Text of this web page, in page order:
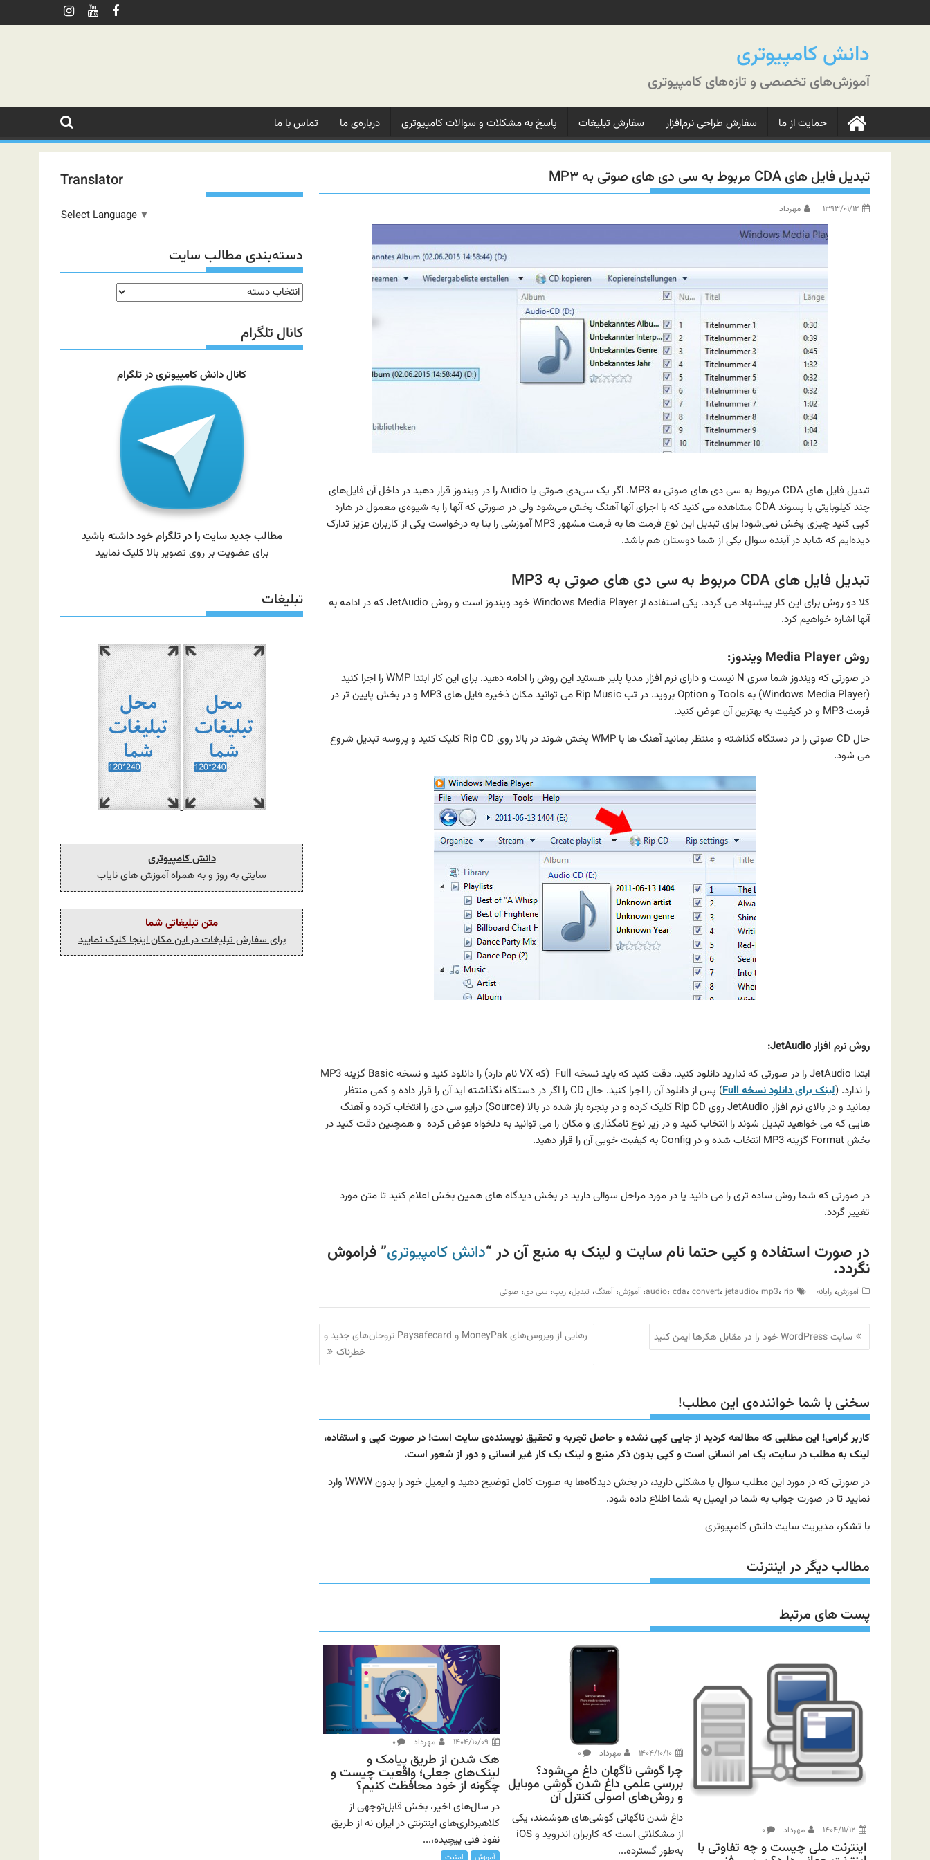
به
دانش کامپیوتری
آموزش‌های تخصصی و تازه‌های کامپیوتری
حمایت از ما سفارش طراحی نرم‌افزار سفارش‌ تبلیغات‌ پاسخ به مشکلات‌ و‌ سوالات‌ کامپیوتری درباره‌ی ما‌ تماس با ما
تبدیل فایل های CDA مربوط به سی دی های صوتی به MP۳
۱۳۹۳/۰۱/۱۲ مهرداد
تبدیل فایل های CDA مربوط به سی دی های صوتی به MP3. اگر یک سی‌دی صوتی یا Audio را در ویندوز قرار دهید در داخل آن فایل‌های
چند کیلوبایتی با پسوند CDA مشاهده می کنید که با اجرای آنها آهنگ پخش می‌شود ولی در صورتی که آنها را به شیوه‌ی معمول در هارد
کپی کنید چیزی پخش نمی‌شود! برای تبدیل این نوع فرمت ها به فرمت مشهور MP3 آموزشی را بنا به درخواست یکی از کاربران عزیز تدارک
دیده‌ایم که شاید در آینده سوال یکی از شما دوستان هم باشد.
تبدیل فایل های CDA مربوط به سی دی های صوتی به MP3
کلا دو روش برای این کار پیشنهاد می گردد. یکی استفاده از Windows Media Player خود ویندوز است و روش JetAudio که در ادامه به
آنها اشاره خواهیم کرد.
روش Media Player ویندوز:
در صورتی که ویندوز شما سری N نیست و دارای نرم افزار مدیا پلیر هستید این روش را ادامه دهید. برای این کار ابتدا WMP را اجرا کنید
(Windows Media Player) به Tools و Option بروید. در تب Rip Music می توانید مکان ذخیره فایل های MP3 و در بخش پایین تر در
فرمت MP3 و در کیفیت به بهترین آن عوض کنید.
حال CD صوتی را در دستگاه گذاشته و منتظر بمانید آهنگ ها با WMP پخش شوند در بالا روی Rip CD کلیک کنید و پروسه تبدیل شروع
می شود.
روش نرم افزار JetAudio:
ابتدا JetAudio را در صورتی که ندارید دانلود کنید. دقت کنید که باید نسخه Full (که VX نام دارد) را دانلود کنید و نسخه Basic گزینه MP3
را ندارد. (لینک برای دانلود نسخه Full
) پس از دانلود آن را اجرا کنید. حال CD را اگر در دستگاه نگذاشته اید آن را قرار داده و کمی منتظر
بمانید و در بالای نرم افزار JetAudio روی Rip CD کلیک کرده و در پنجره باز شده در بالا (Source) درایو سی دی را انتخاب کرده و آهنگ
هایی که می خواهید تبدیل شوند را انتخاب کنید و در زیر نوع نامگذاری و مکان را می توانید به دلخواه عوض کرده و همچنین دقت کنید در
بخش Format گزینه MP3 انتخاب شده و در Config به کیفیت خوبی آن را قرار دهید.
در صورتی که شما روش ساده تری را می دانید یا در مورد مراحل سوالی دارید در بخش دیدگاه های همین بخش اعلام کنید تا متن مورد
تغییر گردد.
در صورت استفاده و کپی حتما نام سایت و لینک به منبع آن در “دانش کامپیوتری” فراموش
نگردد.
آموزش، رایانه audio، cda، convert،jetaudio، mp3، rip ،آموزش،آهنگ، تبدیل، ریپ، سی دی، صوتی
راهبری
نوشته
سایت WordPress خود را در مقابل هکرها ایمن کنید
رهایی از ویروس‌های MoneyPak و Paysafecard تروجان‌های جدید و
خطرناک
سخنی با شما خواننده‌ی این مطلب!
کاربر گرامی! این مطلبی که مطالعه کردید از جایی کپی نشده و حاصل تجربه و تحقیق نویسنده‌ی سایت است! در صورت کپی و استفاده،
لینک به مطلب در سایت، یک امر انسانی است و کپی بدون ذکر منبع و لینک یک کار غیر انسانی و دور از شعور است.
در صورتی که در مورد این مطلب سوال یا مشکلی دارید، در بخش دیدگاه‌ها به صورت کامل توضیح دهید و ایمیل خود را بدون WWW وارد
نمایید تا در صورت جواب به شما در ایمیل به شما اطلاع داده شود.
با تشکر، مدیریت سایت دانش کامپیوتری
مطالب دیگر در اینترنت
پست های مرتبط
مهرداد ۰
اینترنت ملی چیست و چه تفاوتی با
مهرداد ۰
چرا گوشی ناگهان داغ می‌شود؟
بررسی علمی داغ شدن گوشی موبایل
و روش‌های اصولی کنترل آن
داغ شدن ناگهانی گوشی‌های هوشمند، یکی
از مشکلاتی است که کاربران اندروید و iOS
به‌طور گسترده...
مهرداد ۰
هک شدن از طریق پیامک و
لینک‌های جعلی؛ واقعیت چیست و
چگونه از خود محافظت کنیم؟
در سال‌های اخیر، بخش قابل‌توجهی از
کلاهبرداری‌های اینترنتی در ایران نه از طریق
نفوذ فنی پیچیده،...
آموزش امنیت
Translator
Select Language ▼
دسته‌بندی مطالب سایت
دسته‌بندی
مطالب
سایت
کانال تلگرام
کانال دانش کامپیوتری در تلگرام
مطالب جدید سایت را در تلگرام خود داشته باشید
برای عضویت بر روی تصویر بالا کلیک نمایید
تبلیغات
دانش کامپیوتری
سایتی به روز و به همراه آموزش های نایاب
متن تبلیغاتی شما
برای سفارش تبلیغات در این مکان اینجا کلیک نمایید